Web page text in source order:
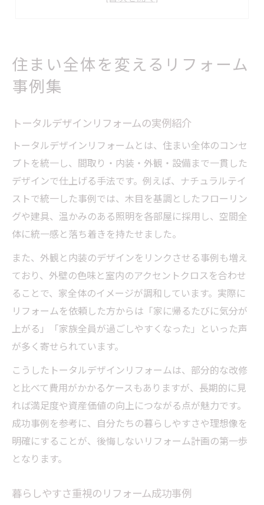
トータルデザインリフォームの特徴とは
全体調和が生むリフォームの魅力を解説
機能美を高めるリフォームの進め方
リフォームで機能美を実現するコツ
トータルデザイン視点で進める方法
リフォーム計画のポイントと注意点
暮らしやすさ追求のリフォーム手順
デザイン性向上のためのリフォーム案
失敗しないためのデザイン選びのコツ
リフォームで後悔しないデザイン選び
トータルデザイン成功のポイント解説
リフォーム業者選びの注意点と比較
理想の住まいへ導くデザインの選択術
リフォーム費用相場のチェック方法
トータルデザインの費用目安を解説
費用と内容のバランスを見極めるコツ
住まい全体を変えるリフォーム
事例集
トータルデザインリフォームの実例紹介
トータルデザインリフォームとは、住まい全体のコンセ
プトを統一し、間取り・内装・外観・設備まで一貫した
デザインで仕上げる手法です。例えば、ナチュラルテイ
ストで統一した事例では、木目を基調としたフローリン
グや建具、温かみのある照明を各部屋に採用し、空間全
体に統一感と落ち着きを持たせました。
また、外観と内装のデザインをリンクさせる事例も増え
ており、外壁の色味と室内のアクセントクロスを合わせ
ることで、家全体のイメージが調和しています。実際に
リフォームを依頼した方からは「家に帰るたびに気分が
上がる」「家族全員が過ごしやすくなった」といった声
が多く寄せられています。
こうしたトータルデザインリフォームは、部分的な改修
と比べて費用がかかるケースもありますが、長期的に見
れば満足度や資産価値の向上につながる点が魅力です。
成功事例を参考に、自分たちの暮らしやすさや理想像を
明確にすることが、後悔しないリフォーム計画の第一歩
となります。
暮らしやすさ重視のリフォーム成功事例